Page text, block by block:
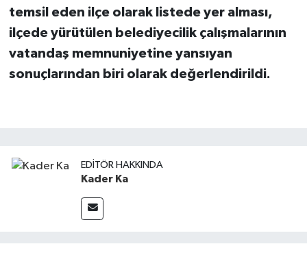
temsil eden ilçe olarak listede yer alması,
ilçede yürütülen belediyecilik çalışmalarının
vatandaş memnuniyetine yansıyan
sonuçlarından biri olarak değerlendirildi.
EDITÖR HAKKINDA
Kader Ka